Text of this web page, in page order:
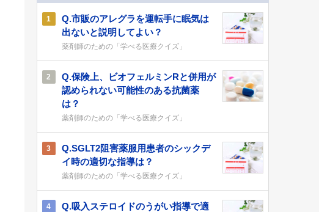
1
Q.市販のアレグラを運転手に眠気は
出ないと説明してよい？
薬剤師のための「学べる医療クイズ」
2
Q.保険上、ビオフェルミンRと併用が
認められない可能性のある抗菌薬
は？
薬剤師のための「学べる医療クイズ」
3
Q.SGLT2阻害薬服用患者のシックデ
イ時の適切な指導は？
薬剤師のための「学べる医療クイズ」
4
Q.吸入ステロイドのうがい指導で適